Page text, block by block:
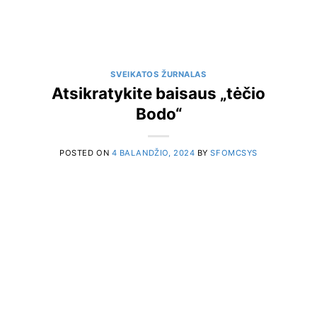
SVEIKATOS ŽURNALAS
Atsikratykite baisaus „tėčio
Bodo“
POSTED ON 4 BALANDŽIO, 2024 BYSFOMCSYS